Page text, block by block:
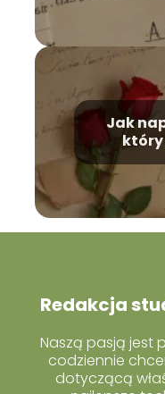
Jak
który
Redakcja
Naszą pasją jest
codziennie
dotyczącą